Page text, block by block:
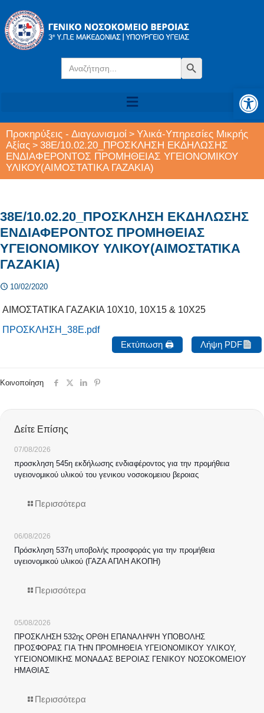
Search
for:
Search Button
Προκηρύξεις - Διαγωνισμοί > Υλικά-Υπηρεσίες Μικρής
Αξίας > 38Ε/10.02.20_ΠΡΟΣΚΛΗΣΗ ΕΚΔΗΛΩΣΗΣ
ΕΝΔΙΑΦΕΡΟΝΤΟΣ ΠΡΟΜΗΘΕΙΑΣ ΥΓΕΙΟΝΟΜΙΚΟΥ
ΥΛΙΚΟΥ(ΑΙΜΟΣΤΑΤΙΚΑ ΓΑΖΑΚΙΑ)
38Ε/10.02.20_ΠΡΟΣΚΛΗΣΗ ΕΚΔΗΛΩΣΗΣ
ΕΝΔΙΑΦΕΡΟΝΤΟΣ ΠΡΟΜΗΘΕΙΑΣ
ΥΓΕΙΟΝΟΜΙΚΟΥ ΥΛΙΚΟΥ(ΑΙΜΟΣΤΑΤΙΚΑ
ΓΑΖΑΚΙΑ)
10/02/2020
ΑΙΜΟΣΤΑΤΙΚΑ ΓΑΖΑΚΙΑ 10Χ10, 10Χ15 & 10Χ25
ΠΡΟΣΚΛΗΣΗ_38Ε.pdf
Εκτύπωση 🖨
Λήψη PDF
Κοινοποίηση
Δείτε Επίσης
07/08/2026
προσκληση 545η εκδήλωσης ενδιαφέροντος για την προμήθεια
υγειονομικού υλικού του γενικου νοσοκομειου βεροιας
Περισσότερα
06/08/2026
Πρόσκληση 537η υποβολής προσφοράς για την προμήθεια
υγειονομικού υλικού (ΓΑΖΑ ΑΠΛΗ ΑΚΟΠΗ)
Περισσότερα
05/08/2026
ΠΡΟΣΚΛΗΣΗ 532ης ΟΡΘΗ ΕΠΑΝΑΛΗΨΗ ΥΠΟΒΟΛΗΣ
ΠΡΟΣΦΟΡΑΣ ΓΙΑ ΤΗΝ ΠΡΟΜΗΘΕΙΑ ΥΓΕΙΟΝΟΜΙΚΟΥ ΥΛΙΚΟΥ,
ΥΓΕΙΟΝΟΜΙΚΗΣ ΜΟΝΑΔΑΣ ΒΕΡΟΙΑΣ ΓΕΝΙΚΟΥ ΝΟΣΟΚΟΜΕΙΟΥ
ΗΜΑΘΙΑΣ
Περισσότερα